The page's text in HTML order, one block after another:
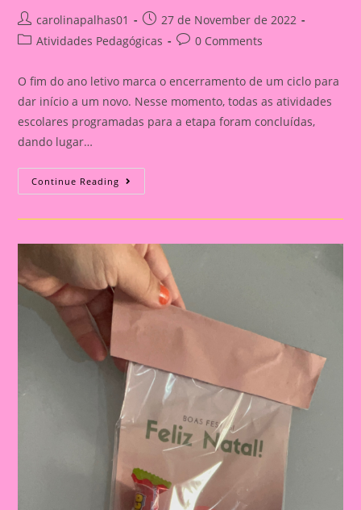
Post
author:
carolinapalhas01
Post
published:
27 de November de 2022
PostAtividades Pedagógicas
Post0 Comments
O fim do ano letivo marca o encerramento de um ciclo para
dar início a um novo. Nesse momento, todas as atividades
escolares programadas para a etapa foram concluídas,
dando lugar…
Continue Reading Cartão
Lembrança